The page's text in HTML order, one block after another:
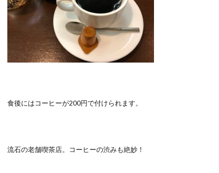
食後にはコーヒーが200円で付けられます。
流石の老舗喫茶店。コーヒーの渋みも絶妙！